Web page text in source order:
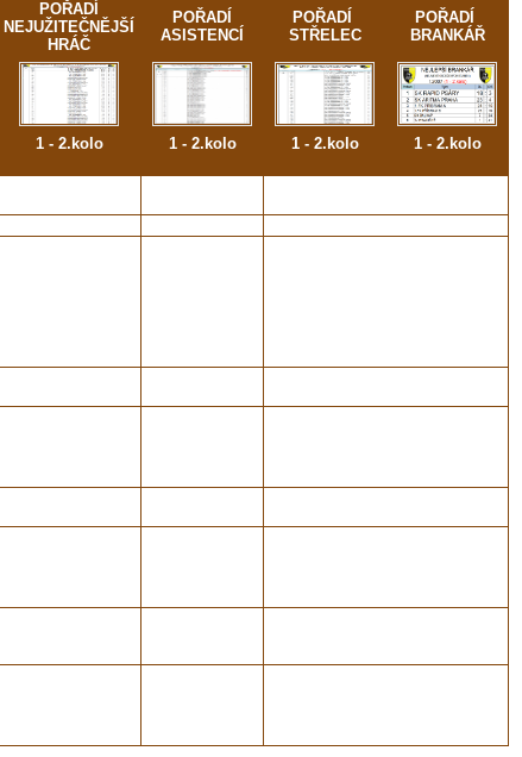
POŘADÍ
NEJUŽITEČNĚJŠÍ
HRÁČ
POŘADÍ
ASISTENCÍ
POŘADÍ
STŘELEC
POŘADÍ
BRANKÁŘ
1 - 2.kolo 1 - 2.kolo 1 - 2.kolo 1 - 2.kolo